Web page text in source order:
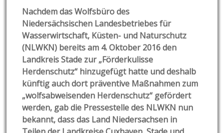
Nachdem das Wolfsbüro des
Niedersächsischen Landesbetriebes für
Wasserwirtschaft, Küsten- und Naturschutz
(NLWKN) bereits am 4. Oktober 2016 den
Landkreis Stade zur „Förderkulisse
Herdenschutz“ hinzugefügt hatte und deshalb
künftig auch dort präventive Maßnahmen zum
„wolfsabweisenden Herdenschutz“ gefördert
werden, gab die Pressestelle des NLWKN nun
bekannt, dass das Land Niedersachsen in